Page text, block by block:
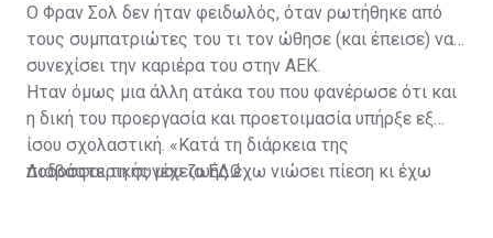
Ο Φραν Σολ δεν ήταν φειδωλός, όταν ρωτήθηκε από
τους συμπατριώτες του τι τον ώθησε (και έπεισε) να
συνεχίσει την καριέρα του στην ΑΕΚ.
Ήταν όμως μια άλλη ατάκα του που φανέρωσε ότι και
η δική του προεργασία και προετοιμασία υπήρξε εξ
ίσου σχολαστική. «Κατά τη διάρκεια της
ποδοσφαιρικής μου ζωής έχω νιώσει πίεση κι έχω
Διαβάστε τη συνέχειαΕΔΩ